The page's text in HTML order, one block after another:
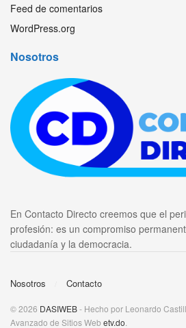
Feed de comentarios
WordPress.org
Nosotros
En Contacto Directo creemos que el
profesión: es un compromiso
ciudadanía y la democracia.
Nosotros Contacto
© 2026 DASIWEB- Hecho por Leonardo
Avanzado de Sitios Web etv.do